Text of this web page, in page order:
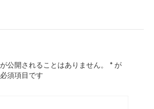
公開されることはありません。 * が
須項目です